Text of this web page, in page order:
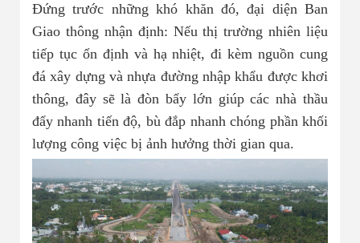
Đứng trước những khó khăn đó, đại diện Ban
Giao thông nhận định: Nếu thị trường nhiên liệu
tiếp tục ổn định và hạ nhiệt, đi kèm nguồn cung
đá xây dựng và nhựa đường nhập khẩu được khơi
thông, đây sẽ là đòn bẩy lớn giúp các nhà thầu
đẩy nhanh tiến độ, bù đắp nhanh chóng phần khối
lượng công việc bị ảnh hưởng thời gian qua.